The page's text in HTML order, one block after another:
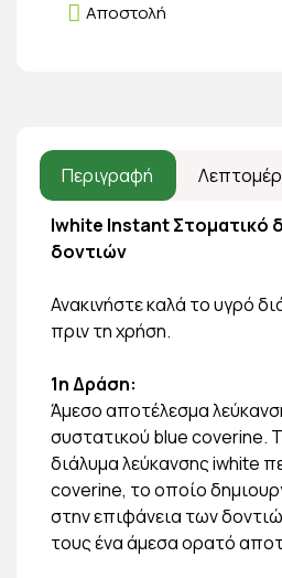
Αποστολή
Περιγραφή
Iwhite Instant Στοματικό
δοντιών
Ανακινήστε καλά το υγρό
πριν τη χρήση.
1η Δράση:
Άμεσο αποτέλεσμα
συστατικού blue coverine.
διάλυμα λεύκανσης iwhite
coverine, το οποίο
στην επιφάνεια των
τους ένα άμεσα ορατό